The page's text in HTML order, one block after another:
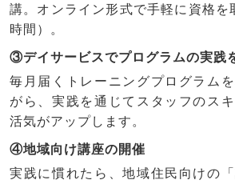
講。オンライン形式で手軽に資格を
時間）。
③デイサービスでプログラムの実践
毎月届くトレーニングプログラム
がら、実践を通じてスタッフのス
活気がアップします。
④地域向け講座の開催
実践に慣れたら、地域住民向けの